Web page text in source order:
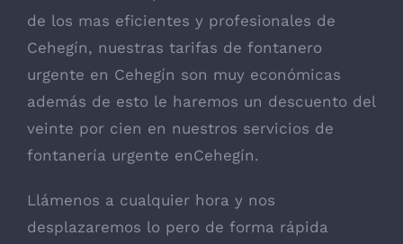
de los mas eficientes y profesionales de
Cehegín, nuestras tarifas de fontanero
urgente en Cehegín son muy económicas
además de esto le haremos un descuento del
veinte por cien en nuestros servicios de
fontanería urgente enCehegín.
Llámenos a cualquier hora y nos
desplazaremos lo pero de forma rápida